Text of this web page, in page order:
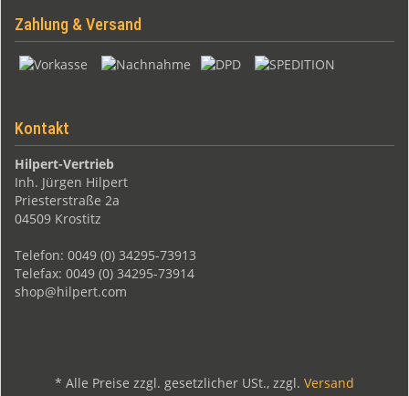
Zahlung & Versand
Kontakt
Hilpert-Vertrieb
Inh. Jürgen Hilpert
Priesterstraße 2a
04509 Krostitz
Telefon: 0049 (0) 34295-73913
Telefax: 0049 (0) 34295-73914
shop@hilpert.com
* Alle Preise zzgl. gesetzlicher USt., zzgl. Versand